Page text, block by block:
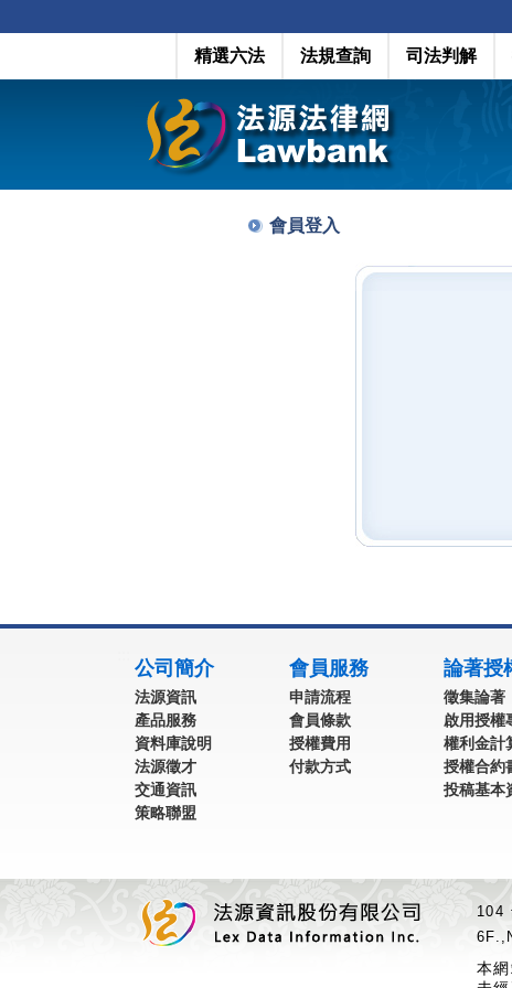
精選六法 法規查詢 司法判解
會員登入
公司簡介
法源資訊
產品服務
資料庫說明
法源徵才
交通資訊
策略聯盟
會員服務
申請流程
會員條款
授權費用
付款方式
論著授
徵集論著
啟用授權
權利金計
授權合約
投稿基本
104
本